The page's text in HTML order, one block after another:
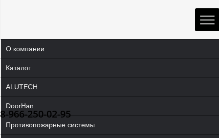
О компании
Каталог
ALUTECH
DoorHan
Противопожарные системы
8-966-250-02-95